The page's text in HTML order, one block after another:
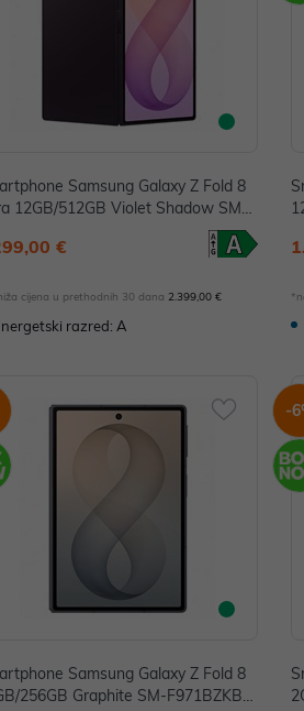
Samsung Galaxy Z Fold 8
12GB/512GB Violet Shadow SM-F
€
cijena u prethodnih 30 dana 2.399,00 €
razred: A
Samsung Galaxy Z Fold 8
256GB Graphite SM-F971BZKBE
-